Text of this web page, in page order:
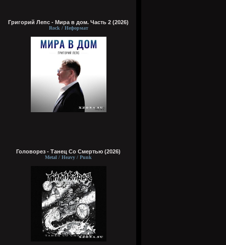
Григорий Лепс - Мира в дом. Часть 2 (2026)
Rock / Неформат
Головорез - Tанец Со Смертью (2026)
Metal / Heavy / Punk